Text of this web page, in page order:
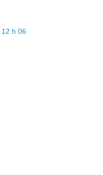
h 06